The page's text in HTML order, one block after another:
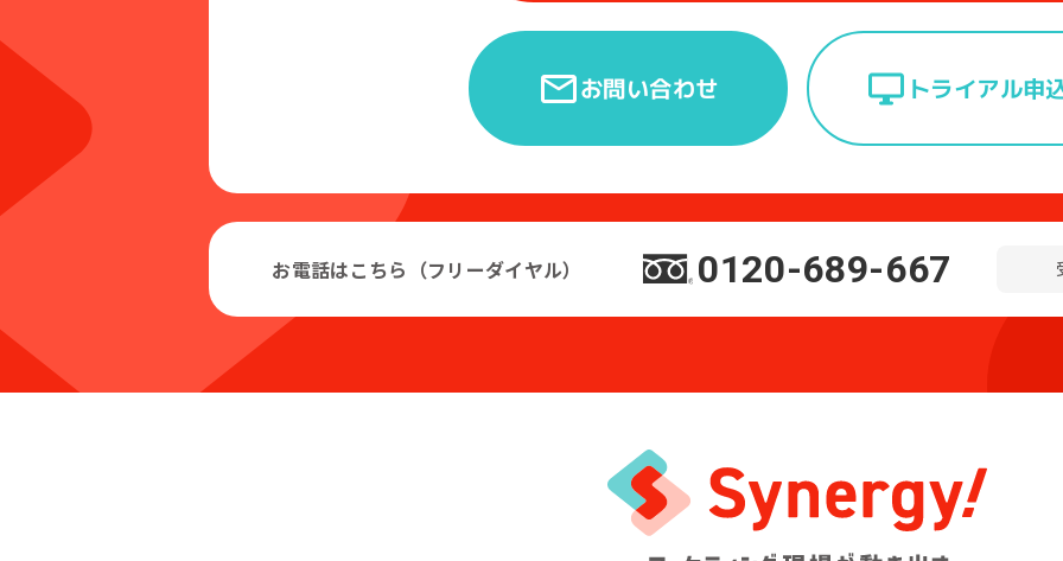
お問い合わせ トライアル申
お電話はこちら（フリーダイヤル） 0120-689-667